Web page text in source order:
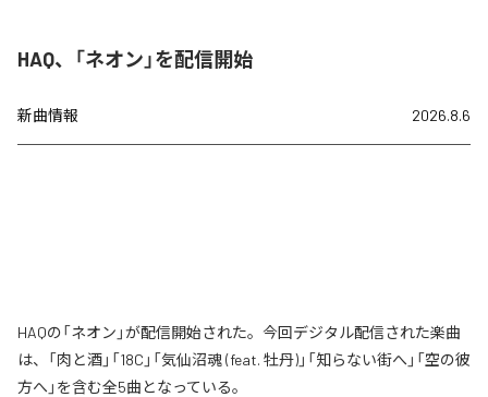
HAQ、「ネオン」を配信開始
新曲情報 2026.8.6
HAQの「ネオン」が配信開始された。今回デジタル配信された楽曲
は、「肉と酒」「18C」「気仙沼魂 (feat. 牡丹)」「知らない街へ」「空の彼
方へ」を含む全5曲となっている。